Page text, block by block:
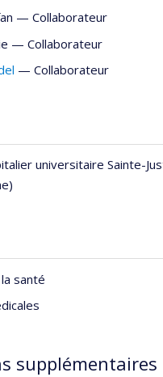
— Collaborateur
— Collaborateur
— Collaborateur
universitaire Sainte-
santé
supplémentaires